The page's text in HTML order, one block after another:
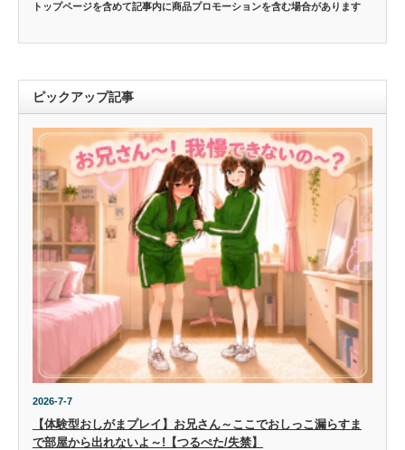
トップページを含めて記事内に商品プロモーションを含む場合があります
ピックアップ記事
2026-7-7
【体験型おしがまプレイ】お兄さん～ここでおしっこ漏らすま
で部屋から出れないよ～!【つるぺた/失禁】